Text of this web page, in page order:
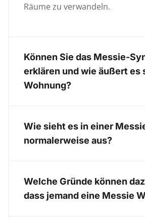
Räume zu verwandeln.
Können Sie das Messie-
erklären und wie äußert es
Wohnung?
Wie sieht es in einer
normalerweise aus?
Welche Gründe können
dass jemand eine Messie